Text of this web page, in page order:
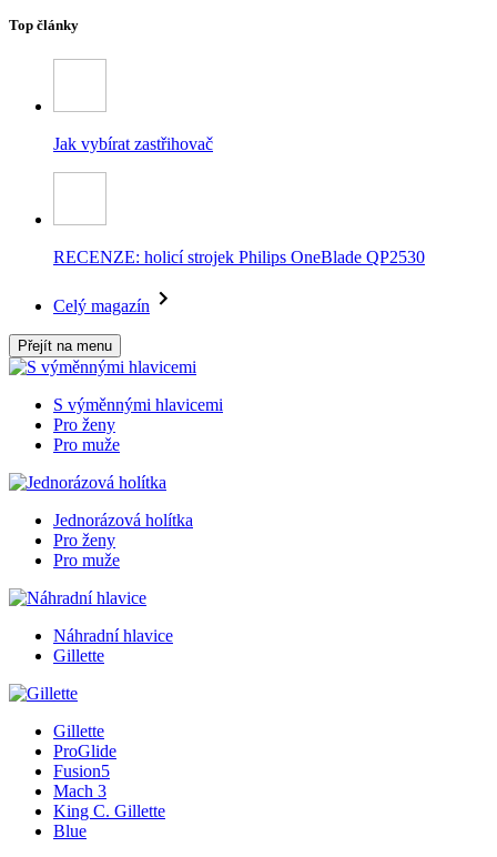
Top články
Jak vybírat zastřihovač
RECENZE: holicí strojek Philips OneBlade QP2530
Celý magazín
Přejít na menu
S výměnnými hlavicemi
Pro ženy
Pro muže
Jednorázová holítka
Pro ženy
Pro muže
Náhradní hlavice
Gillette
Gillette
ProGlide
Fusion5
Mach 3
King C. Gillette
Blue